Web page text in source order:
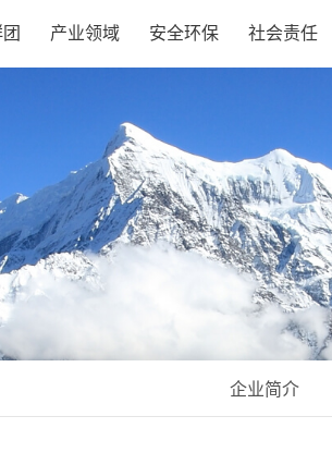
产业领域 安全环保 社会责任
企业简介